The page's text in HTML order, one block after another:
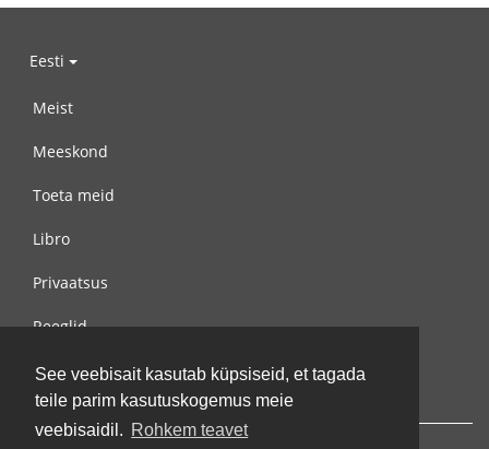
See veebisait kasutab küpsiseid, et tagada
teile parim kasutuskogemus meie
veebisaidil. Rohkem teavet
Eesti
Meist
Meeskond
Toeta meid
Libro
Privaatsus
Reeglid
Võta meiega ühendust